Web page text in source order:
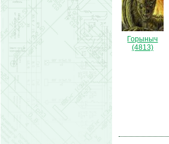
Горыныч
(4813)